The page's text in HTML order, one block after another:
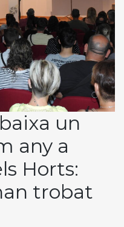
un
any a
Horts:
trobat